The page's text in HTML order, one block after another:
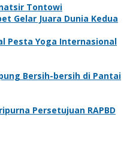
Tontowi
Gelar Juara Dunia Kedua
Pesta Yoga Internasional
Bersih-bersih di Pantai
Persetujuan RAPBD